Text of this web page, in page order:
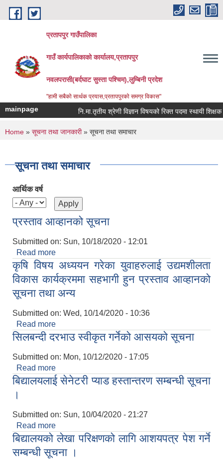
Skip to main content
प्रतापपुर गाउँपालिका
गाउँ कार्यपालिकाको कार्यालय,प्रतापपुर
नवलपरासी(बर्दघाट सुस्ता पश्चिम),लुम्बिनी प्रदेश
"हामी सबैको सार्थक प्रयास,प्रतापपुरको समग्र विकास"
mainpage नि.मा.तृतीय श्रेणी विज्ञान विषयको रिक्त पदमा स्थायी शिक्षक
You are here
Home » सूचना तथा जानकारी» सूचना तथा समाचार
सूचना तथा समाचार
आर्थिक वर्ष
प्रस्ताव आव्हानको सूचना
Submitted on: Sun, 10/18/2020 - 12:01
Read more
कृषि विषय अध्ययन गरेका युवाहरुलाई उद्यमशीलता
विकास कार्यक्रममा सहभागी हुन प्रस्ताव आव्हानको
सूचना तथा अन्य
Submitted on: Wed, 10/14/2020 - 10:36
Read more
विकास कार्यक्रममा सहभागी हुन प्रस्ताव आव्हानको सूचना
सिलबन्दी दरभाउ स्वीकृत गर्नेको आसयको सूचना
Submitted on: Mon, 10/12/2020 - 17:05
Read more
बिद्यालयलाई सेनेटरी प्याड हस्तान्तरण सम्बन्धी सूचना
।
Submitted on: Sun, 10/04/2020 - 21:27
Read more
।
बिद्यालयको लेखा परिक्षणको लागि आशयपत्र पेश गर्ने
सम्बन्धी सूचना ।